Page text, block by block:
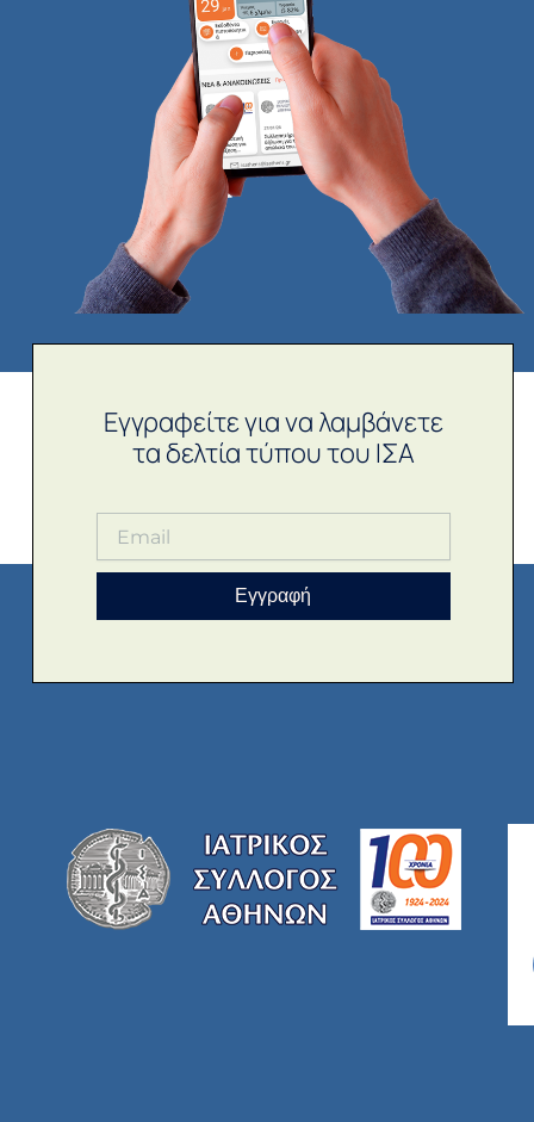
Εγγραφείτε για να λαμβάνετε
τα δελτία τύπου του ΙΣΑ
Εγγραφή